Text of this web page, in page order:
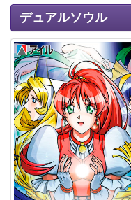
デュアルソウル